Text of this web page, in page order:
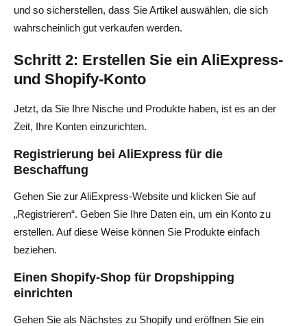
und so sicherstellen, dass Sie Artikel auswählen, die sich
wahrscheinlich gut verkaufen werden.
Schritt 2: Erstellen Sie ein AliExpress-
und Shopify-Konto
Jetzt, da Sie Ihre Nische und Produkte haben, ist es an der
Zeit, Ihre Konten einzurichten.
Registrierung bei AliExpress für die
Beschaffung
Gehen Sie zur AliExpress-Website und klicken Sie auf
„Registrieren“. Geben Sie Ihre Daten ein, um ein Konto zu
erstellen. Auf diese Weise können Sie Produkte einfach
beziehen.
Einen Shopify-Shop für Dropshipping
einrichten
Gehen Sie als Nächstes zu Shopify und eröffnen Sie ein